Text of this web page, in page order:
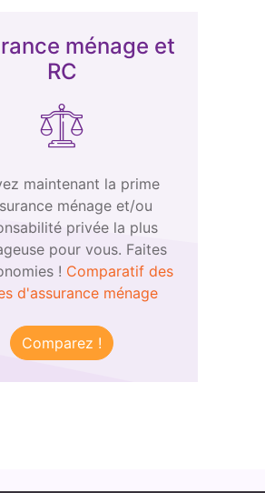
ménage et
RC
maintenant la prime
ménage et/ou
privée la plus
pour vous. Faites
! Comparatif des
d'assurance ménage
Comparez !